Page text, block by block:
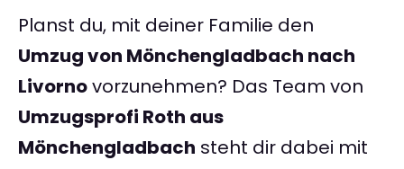
Planst du, mit deiner Familie den
Umzug von Mönchengladbach nach
Livornovorzunehmen? Das Team von
Umzugsprofi Roth aus
Mönchengladbach steht dir dabei mit